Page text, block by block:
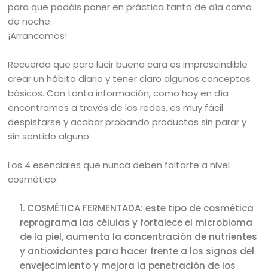
para que podáis poner en práctica tanto de día como
de noche.
¡Arrancamos!
Recuerda que para lucir buena cara es imprescindible
crear un hábito diario y tener claro algunos conceptos
básicos. Con tanta información, como hoy en día
encontramos a través de las redes, es muy fácil
despistarse y acabar probando productos sin parar y
sin sentido alguno
Los 4 esenciales que nunca deben faltarte a nivel
cosmético:
COSMÉTICA FERMENTADA: este tipo de cosmética
reprograma las células y fortalece el microbioma
de la piel, aumenta la concentración de nutrientes
y antioxidantes para hacer frente a los signos del
envejecimiento y mejora la penetración de los